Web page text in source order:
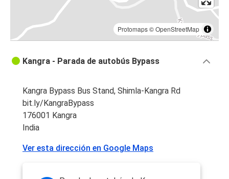
Protomaps©OpenStreetMap
Kangra - Parada de autobús Bypass
Kangra Bypass Bus Stand, Shimla-Kangra Rd
bit.ly/KangraBypass
176001 Kangra
India
Ver esta dirección en Google Maps